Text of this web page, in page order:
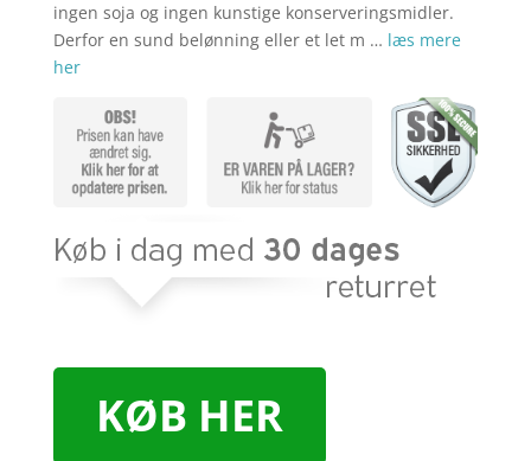
ingen soja og ingen kunstige konserveringsmidler.
Derfor en sund belønning eller et let m … læs mere
her
KØB HER